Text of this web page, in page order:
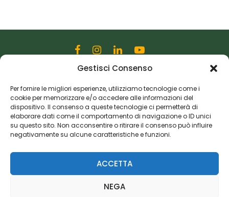
Gestisci Consenso
Per fornire le migliori esperienze, utilizziamo tecnologie come i
cookie per memorizzare e/o accedere alle informazioni del
dispositivo. Il consenso a queste tecnologie ci permetterà di
elaborare dati come il comportamento di navigazione o ID unici
su questo sito. Non acconsentire o ritirare il consenso può influire
negativamente su alcune caratteristiche e funzioni.
ACCETTA
NEGA
Via Martiri della Libertà, 28
20833 Giussano (MB)
P.I. 06982770965
Privacy Policy
Cookie Policy